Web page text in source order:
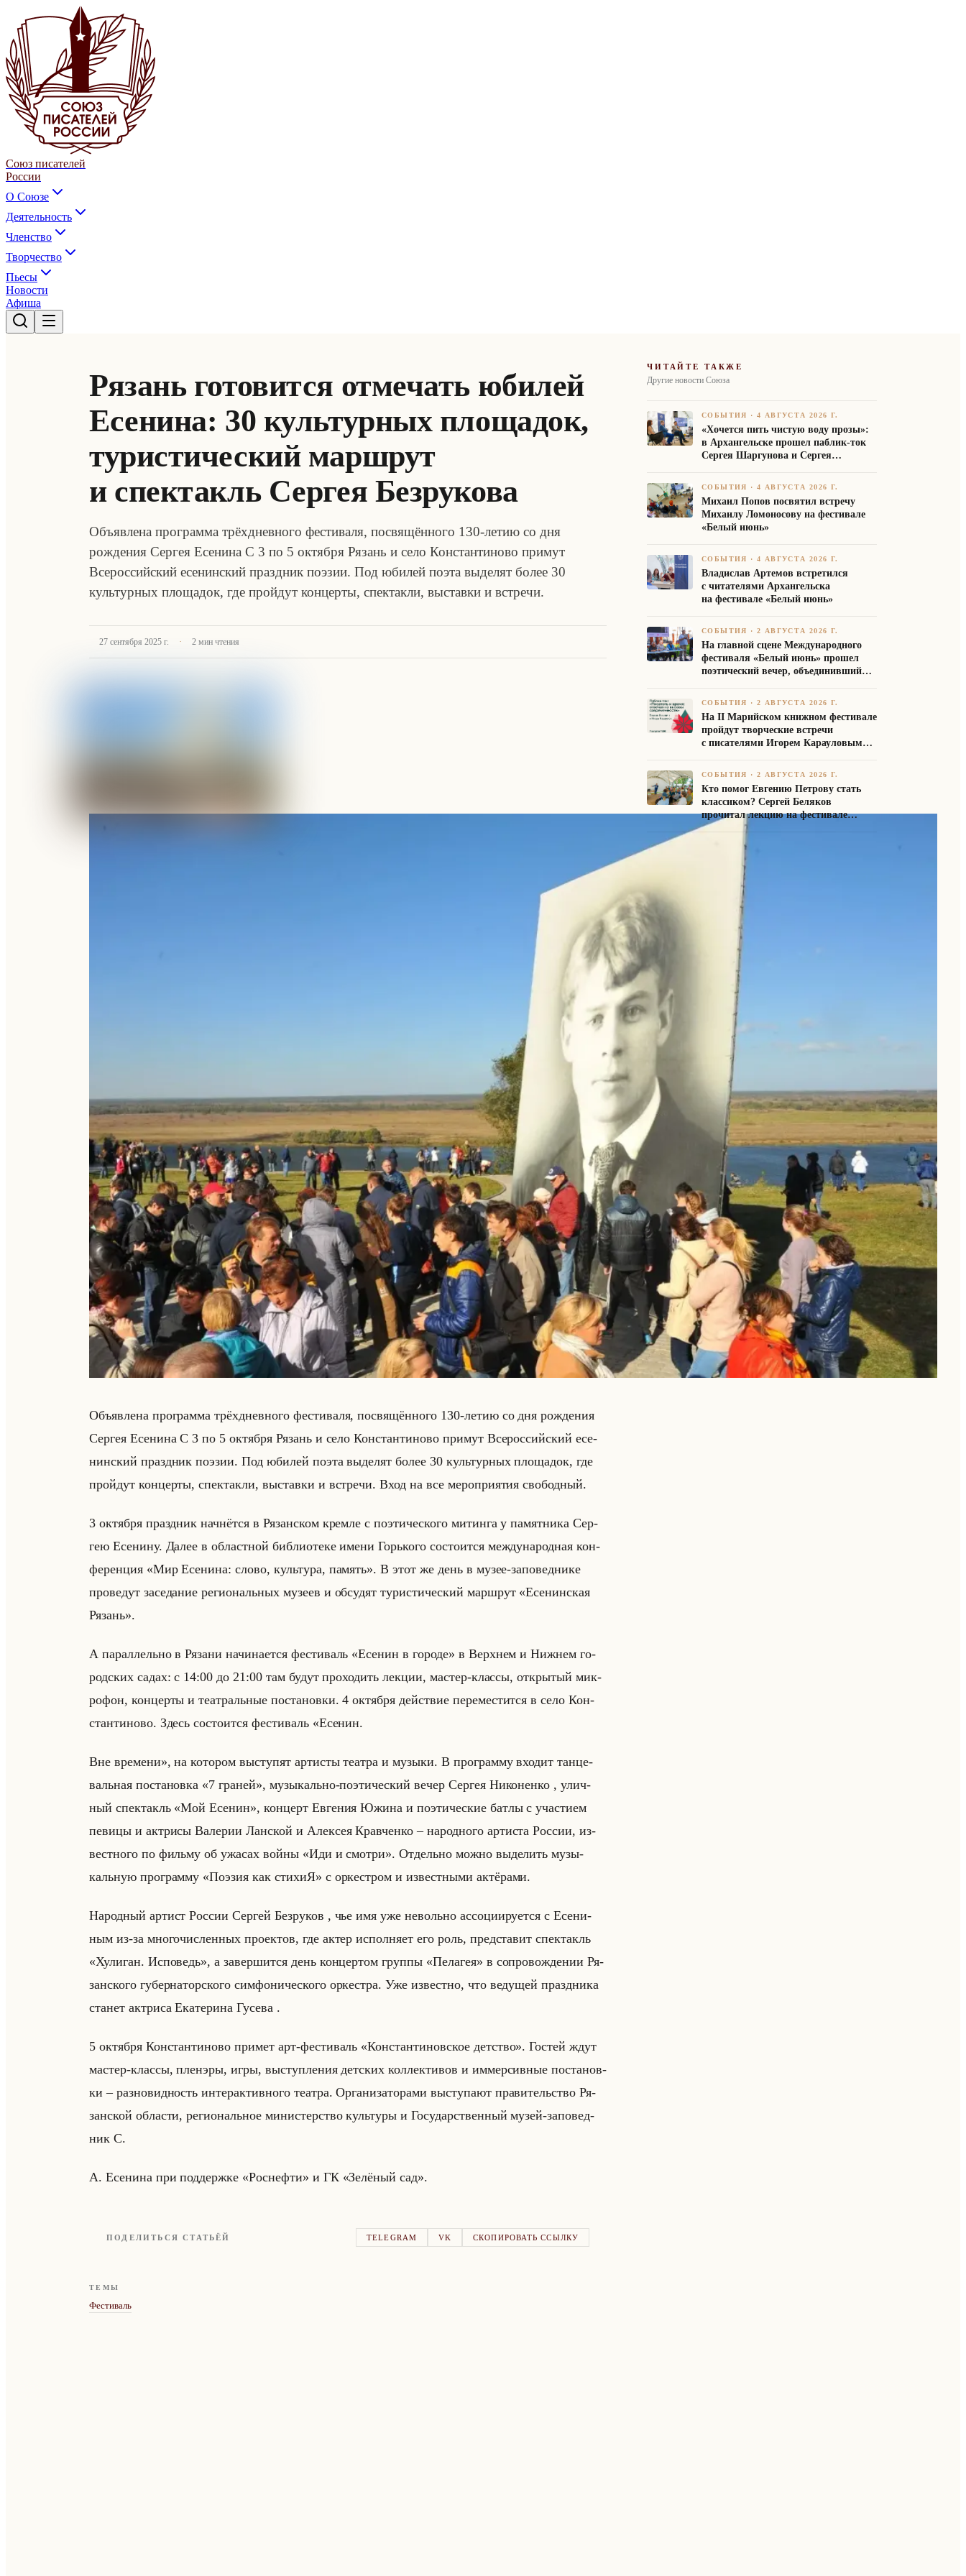
Союз писателей
России
О Союзе
Деятельность
Членство
Творчество
Пьесы
Новости
Афиша
Рязань готовится отмечать юбилей
Есенина: 30 культурных площадок,
туристический маршрут
и спектакль Сергея Безрукова
Объявлена программа трёхдневного фестиваля, посвящённого 130-летию со дня
рождения Сергея Есенина С 3 по 5 октября Рязань и село Константиново примут
Всероссийский есенинский праздник поэзии. Под юбилей поэта выделят более 30
культурных площадок, где пройдут концерты, спектакли, выставки и встречи.
27 сентября 2025 г. · 2 мин чтения
Объяв­ле­на про­грам­ма трёх­днев­но­го фе­сти­ва­ля, по­свя­щён­но­го 130-летию со дня рож­де­ния
Сер­гея Есе­ни­на С 3 по 5 ок­тяб­ря Ря­зань и село Кон­стан­ти­но­во при­мут Все­рос­сийский есе­
нин­ский празд­ник по­эзии. Под юби­лей поэта вы­де­лят более 30 культур­ных пло­ща­док, где
пройдут кон­цер­ты, спек­так­ли, вы­став­ки и встре­чи. Вход на все ме­ро­при­ятия сво­бод­ный.
3 ок­тяб­ря празд­ник нач­нёт­ся в Ря­зан­ском крем­ле с по­эти­че­ско­го ми­тин­га у па­мят­ни­ка Сер­
гею Есе­ни­ну. Далее в об­ласт­ной биб­лио­те­ке имени Горько­го со­сто­ит­ся меж­ду­на­род­ная кон­
фе­рен­ция «Мир Есенина: слово, культура, память». В этот же день в музее-за­по­вед­ни­ке
про­ве­дут за­се­да­ние ре­ги­ональных му­зеев и об­су­дят ту­ри­сти­че­ский марш­рут «Есенинская
Рязань».
А па­рал­лельно в Ря­за­ни на­чи­на­ет­ся фе­сти­валь «Есенин в городе» в Верх­нем и Ниж­нем го­
род­ских садах: с 14:00 до 21:00 там будут про­хо­дить лек­ции, ма­стер-клас­сы, от­кры­тый мик­
ро­фон, кон­цер­ты и те­ат­ральные по­ста­нов­ки. 4 ок­тяб­ря действие пе­ре­ме­стит­ся в село Кон­
стан­ти­но­во. Здесь со­сто­ит­ся фе­сти­валь «Есенин.
Вне времени», на ко­то­ром вы­сту­пят ар­ти­сты те­ат­ра и му­зы­ки. В про­грам­му вхо­дит тан­це­
вальная по­ста­нов­ка «7 граней», му­зы­кально-по­эти­че­ский вечер Сер­гея Ни­ко­нен­ко , улич­
ный спек­такль «Мой Есенин», кон­церт Ев­ге­ния Южина и по­эти­че­ские батлы с уча­сти­ем
пе­ви­цы и ак­три­сы Ва­ле­рии Лан­ской и Алек­сея Кра­вчен­ко – на­род­но­го ар­ти­ста Рос­сии, из­
вест­но­го по фильму об ужа­сах войны «Иди и смотри». От­дельно можно вы­де­лить му­зы­
кальную про­грам­му «Поэзия как стихиЯ» с ор­кест­ром и из­вест­ны­ми ак­тё­ра­ми.
На­род­ный ар­тист Рос­сии Сер­гей Без­ру­ков , чье имя уже невольно ас­со­ци­иру­ет­ся с Есе­ни­
ным из-за мно­го­чис­лен­ных про­ек­тов, где актер ис­пол­ня­ет его роль, пред­ста­вит спек­такль
«Хулиган. Исповедь», а за­вер­шит­ся день кон­цер­том груп­пы «Пелагея» в со­про­вож­де­нии Ря­
зан­ско­го гу­бер­на­тор­ско­го сим­фо­ни­че­ско­го ор­кест­ра. Уже из­вест­но, что ве­ду­щей празд­ни­ка
ста­нет ак­три­са Ека­те­ри­на Гу­се­ва .
5 ок­тяб­ря Кон­стан­ти­но­во при­мет арт-фе­сти­валь «Константиновское детство». Го­стей ждут
ма­стер-клас­сы, пле­нэ­ры, игры, вы­ступ­ле­ния дет­ских кол­лек­ти­вов и им­мер­сив­ные по­ста­нов­
ки – раз­но­вид­ность ин­тер­ак­тив­но­го те­ат­ра. Ор­га­ни­за­то­ра­ми вы­сту­па­ют пра­ви­тельство Ря­
зан­ской об­ла­сти, ре­ги­ональное ми­ни­стер­ство культу­ры и Го­су­дар­ствен­ный музей-за­по­вед­
ник С.
А. Есе­ни­на при под­держ­ке «Роснефти» и ГК «Зелёный сад».
ПОДЕЛИТЬСЯ СТАТЬЁЙ TELEGRAM VK СКОПИРОВАТЬ ССЫЛКУ
ТЕМЫ
Фестиваль
ЧИТАЙТЕ ТАКЖЕ
Другие новости Союза
СОБЫТИЯ ·4 АВГУСТА 2026 Г.
«Хочется пить чистую воду прозы»:
в Архангельске прошел паблик-ток
Сергея Шаргунова и Сергея
СОБЫТИЯ ·4 АВГУСТА 2026 Г.
Михаил Попов посвятил встречу
Михаилу Ломоносову на фестивале
«Белый июнь»
СОБЫТИЯ ·4 АВГУСТА 2026 Г.
Владислав Артемов встретился
с читателями Архангельска
на фестивале «Белый июнь»
СОБЫТИЯ ·2 АВГУСТА 2026 Г.
На главной сцене Международного
фестиваля «Белый июнь» прошел
поэтический вечер, объединивший
СОБЫТИЯ ·2 АВГУСТА 2026 Г.
На II Марийском книжном фестивале
пройдут творческие встречи
с писателями Игорем Карауловым
СОБЫТИЯ ·2 АВГУСТА 2026 Г.
Кто помог Евгению Петрову стать
классиком? Сергей Беляков
прочитал лекцию на фестивале
«Белый июнь»